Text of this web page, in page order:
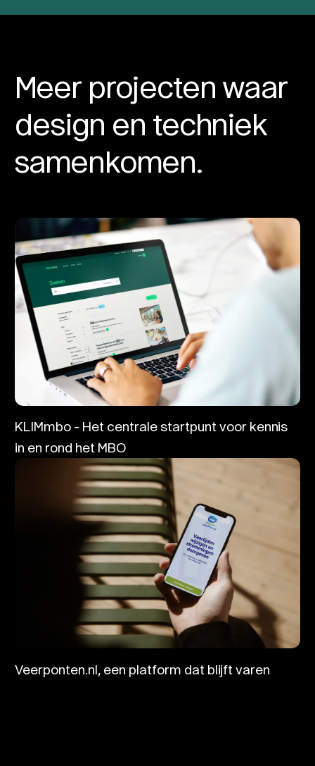
Meer projecten waar
design en techniek
samenkomen.
KLIMmbo - Het centrale startpunt voor kennis
in en rond het MBO
Veerponten.nl, een platform dat blijft varen